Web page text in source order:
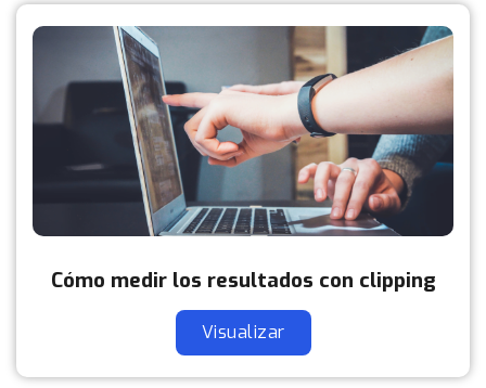
Cómo medir los resultados con clipping
Visualizar